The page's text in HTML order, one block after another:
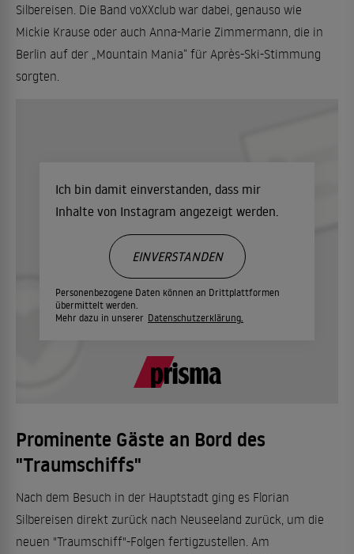
Silbereisen. Die Band voXXclub war dabei, genauso wie
Mickie Krause oder auch Anna-Marie Zimmermann, die in
Berlin auf der „Mountain Mania“ für Après-Ski-Stimmung
sorgten.
Ich bin damit einverstanden, dass mir
Inhalte von Instagram angezeigt werden.
Personenbezogene Daten können an Drittplattformen
übermittelt werden.
Mehr dazu in unserer Datenschutzerklärung.
EINVERSTANDEN
Prominente Gäste an Bord des
"Traumschiffs"
Nach dem Besuch in der Hauptstadt ging es Florian
Silbereisen direkt zurück nach Neuseeland zurück, um die
neuen "Traumschiff"-Folgen fertigzustellen. Am